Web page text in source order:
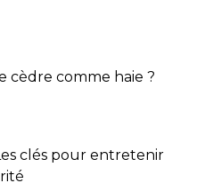
cèdre comme haie ?
clés pour entretenir